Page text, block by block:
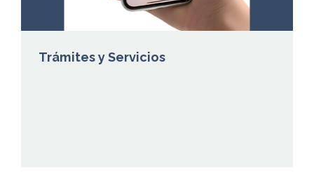
Trámites y Servicios